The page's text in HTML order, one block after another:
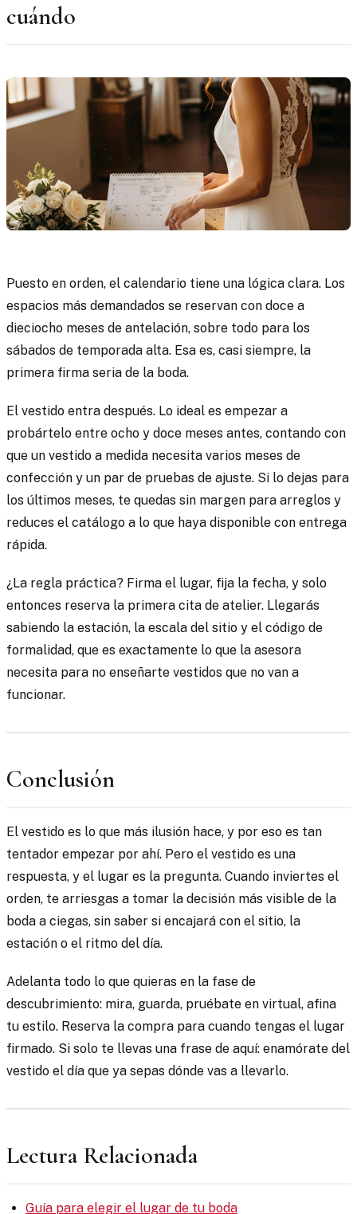
cuándo
Puesto en orden, el calendario tiene una lógica clara. Los
espacios más demandados se reservan con doce a
dieciocho meses de antelación, sobre todo para los
sábados de temporada alta. Esa es, casi siempre, la
primera firma seria de la boda.
El vestido entra después. Lo ideal es empezar a
probártelo entre ocho y doce meses antes, contando con
que un vestido a medida necesita varios meses de
confección y un par de pruebas de ajuste. Si lo dejas para
los últimos meses, te quedas sin margen para arreglos y
reduces el catálogo a lo que haya disponible con entrega
rápida.
¿La regla práctica? Firma el lugar, fija la fecha, y solo
entonces reserva la primera cita de atelier. Llegarás
sabiendo la estación, la escala del sitio y el código de
formalidad, que es exactamente lo que la asesora
necesita para no enseñarte vestidos que no van a
funcionar.
Conclusión
El vestido es lo que más ilusión hace, y por eso es tan
tentador empezar por ahí. Pero el vestido es una
respuesta, y el lugar es la pregunta. Cuando inviertes el
orden, te arriesgas a tomar la decisión más visible de la
boda a ciegas, sin saber si encajará con el sitio, la
estación o el ritmo del día.
Adelanta todo lo que quieras en la fase de
descubrimiento: mira, guarda, pruébate en virtual, afina
tu estilo. Reserva la compra para cuando tengas el lugar
firmado. Si solo te llevas una frase de aquí: enamórate del
vestido el día que ya sepas dónde vas a llevarlo.
Lectura Relacionada
Guía para elegir el lugar de tu boda